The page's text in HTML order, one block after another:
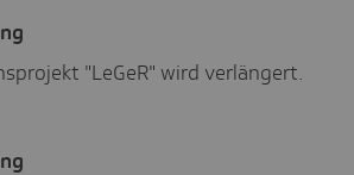
"LeGeR" wird verlängert.